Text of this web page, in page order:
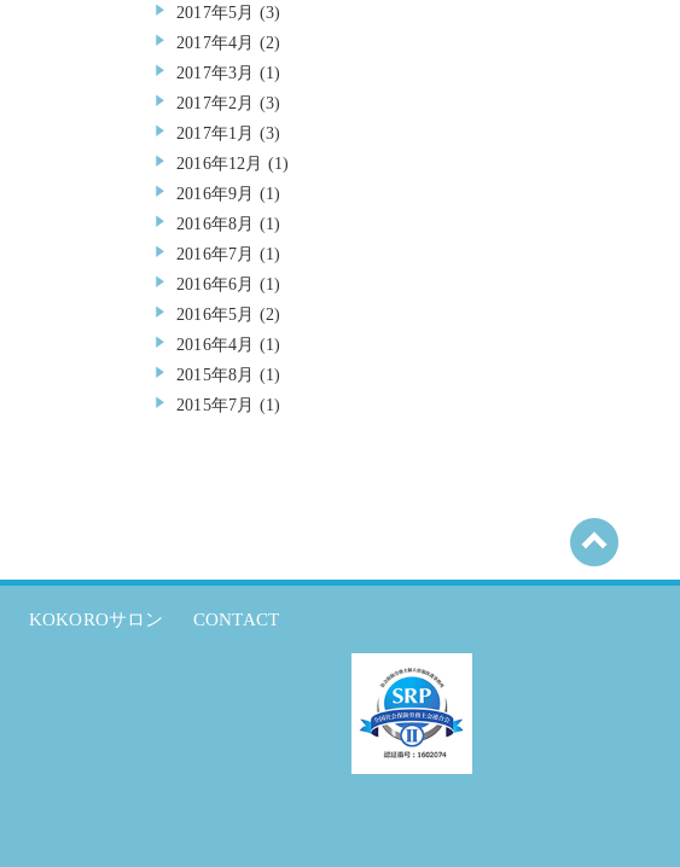
2017年5月 (3)
2017年4月 (2)
2017年3月 (1)
2017年2月 (3)
2017年1月 (3)
2016年12月 (1)
2016年9月 (1)
2016年8月 (1)
2016年7月 (1)
2016年6月 (1)
2016年5月 (2)
2016年4月 (1)
2015年8月 (1)
2015年7月 (1)
KOKOROサロン CONTACT